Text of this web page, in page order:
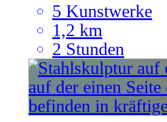
5 Kunstwerke
1,2 km
2 Stunden